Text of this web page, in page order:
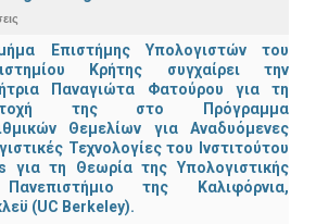
Επιστήμης Υπολογιστών του
Κρήτης συγχαίρει την
Παναγιώτα Φατούρου για τη
της στο Πρόγραμμα
Θεμελίων για Αναδυόμενες
Τεχνολογίες του Ινστιτούτου
για τη Θεωρία της Υπολογιστικής
της Καλιφόρνια,
(UC Berkeley).